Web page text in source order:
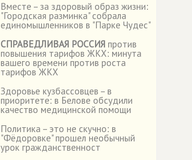
Вместе – за здоровый образ жизни:
"Городская разминка" собрала
единомышленников в "Парке Чудес"
СПРАВЕДЛИВАЯ РОССИЯ против
повышения тарифов ЖКХ: минута
вашего времени против роста
тарифов ЖКХ
Здоровье кузбассовцев – в
приоритете: в Белове обсудили
качество медицинской помощи
Политика – это не скучно: в
"Фёдоровке" прошел необычный
урок гражданственност